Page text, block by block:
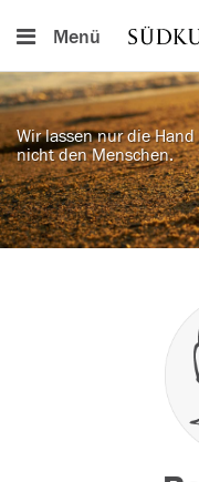
Menü
Wir lassen nur die Hand
nicht den Menschen.